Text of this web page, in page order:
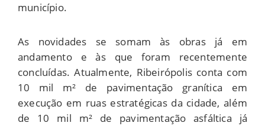
município.
As novidades se somam às obras já em
andamento e às que foram recentemente
concluídas. Atualmente, Ribeirópolis conta com
10 mil m² de pavimentação granítica em
execução em ruas estratégicas da cidade, além
de 10 mil m² de pavimentação asfáltica já